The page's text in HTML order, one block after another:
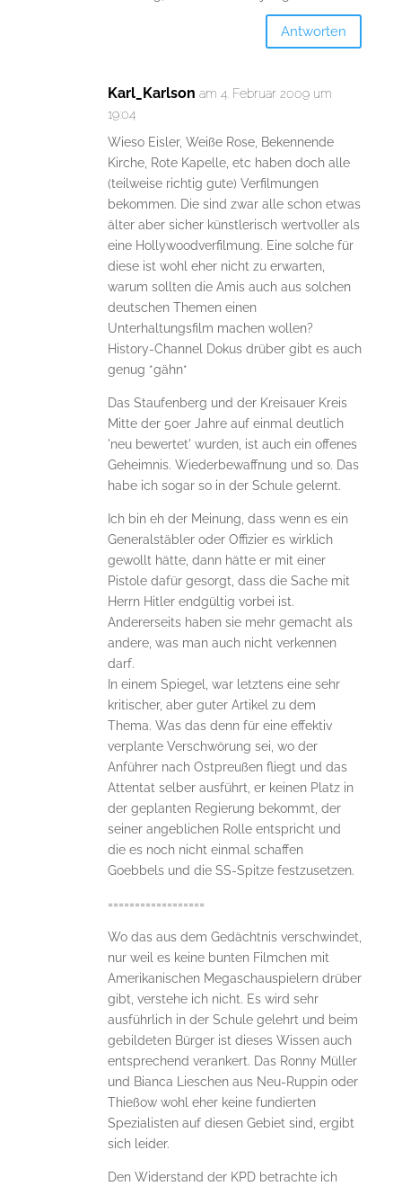
Antworten
Karl_Karlson am 4. Februar 2009 um
19:04
Wieso Eisler, Weiße Rose, Bekennende
Kirche, Rote Kapelle, etc haben doch alle
(teilweise richtig gute) Verfilmungen
bekommen. Die sind zwar alle schon etwas
älter aber sicher künstlerisch wertvoller als
eine Hollywoodverfilmung. Eine solche für
diese ist wohl eher nicht zu erwarten,
warum sollten die Amis auch aus solchen
deutschen Themen einen
Unterhaltungsfilm machen wollen?
History-Channel Dokus drüber gibt es auch
genug *gähn*
Das Staufenberg und der Kreisauer Kreis
Mitte der 50er Jahre auf einmal deutlich
'neu bewertet' wurden, ist auch ein offenes
Geheimnis. Wiederbewaffnung und so. Das
habe ich sogar so in der Schule gelernt.
Ich bin eh der Meinung, dass wenn es ein
Generalstäbler oder Offizier es wirklich
gewollt hätte, dann hätte er mit einer
Pistole dafür gesorgt, dass die Sache mit
Herrn Hitler endgültig vorbei ist.
Andererseits haben sie mehr gemacht als
andere, was man auch nicht verkennen
darf.
In einem Spiegel, war letztens eine sehr
kritischer, aber guter Artikel zu dem
Thema. Was das denn für eine effektiv
verplante Verschwörung sei, wo der
Anführer nach Ostpreußen fliegt und das
Attentat selber ausführt, er keinen Platz in
der geplanten Regierung bekommt, der
seiner angeblichen Rolle entspricht und
die es noch nicht einmal schaffen
Goebbels und die SS-Spitze festzusetzen.
==================
Wo das aus dem Gedächtnis verschwindet,
nur weil es keine bunten Filmchen mit
Amerikanischen Megaschauspielern drüber
gibt, verstehe ich nicht. Es wird sehr
ausführlich in der Schule gelehrt und beim
gebildeten Bürger ist dieses Wissen auch
entsprechend verankert. Das Ronny Müller
und Bianca Lieschen aus Neu-Ruppin oder
Thießow wohl eher keine fundierten
Spezialisten auf diesen Gebiet sind, ergibt
sich leider.
Den Widerstand der KPD betrachte ich